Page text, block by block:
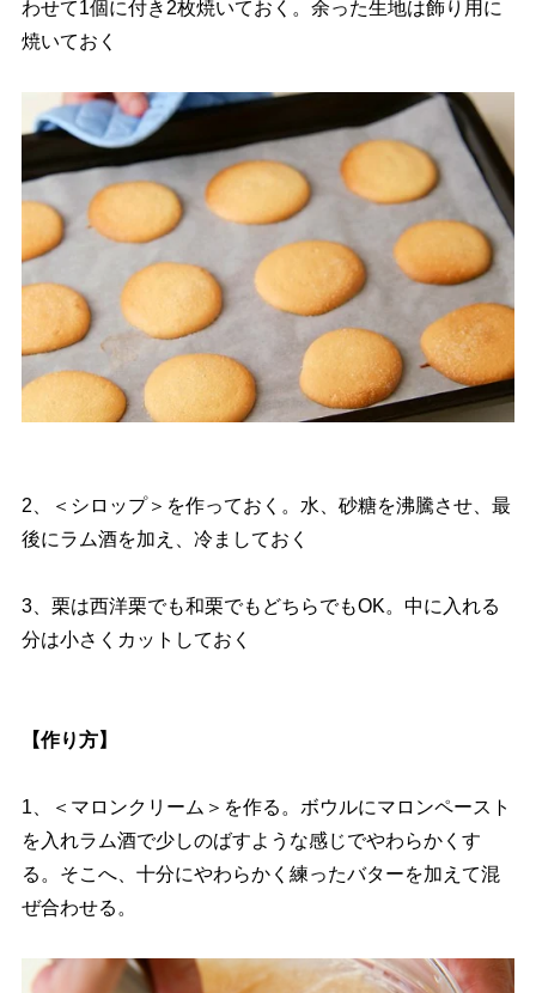
わせて1個に付き2枚焼いておく。余った生地は飾り用に
焼いておく
2、＜シロップ＞を作っておく。水、砂糖を沸騰させ、最
後にラム酒を加え、冷ましておく
3、栗は西洋栗でも和栗でもどちらでもOK。中に入れる
分は小さくカットしておく
【作り方】
1、＜マロンクリーム＞を作る。ボウルにマロンペースト
を入れラム酒で少しのばすような感じでやわらかくす
る。そこへ、十分にやわらかく練ったバターを加えて混
ぜ合わせる。